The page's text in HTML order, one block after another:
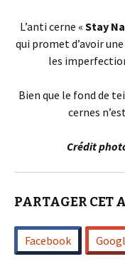
L’anti cerne « Stay
qui promet d’avoir
les
Bien que le fond de
cernes
Crédit
PARTAGER CET
Facebook